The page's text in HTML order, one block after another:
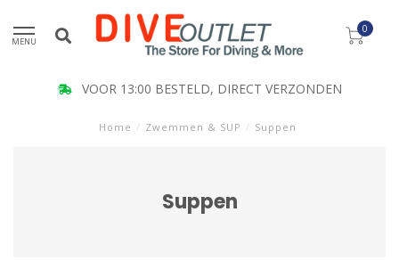
MENU
0
VOOR 13:00 BESTELD, DIRECT VERZONDEN
Home / Zwemmen & SUP / Suppen
Suppen